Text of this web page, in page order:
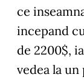
ce
incepand
de 2200$,
vedea la